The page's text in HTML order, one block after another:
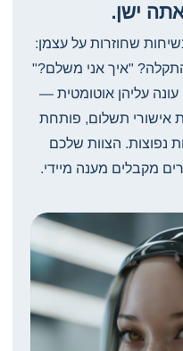
ישן.
שחוזרות על עצמן:
"איך אני משלם?"
עונה עליהן אוטומטית —
תשלום, פותחת
נפוצות. הצוות שלכם
מקבלים מענה מיידי.